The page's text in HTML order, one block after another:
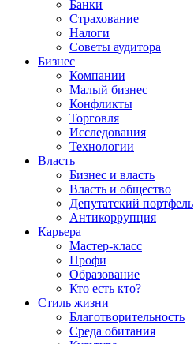
Банки
Страхование
Налоги
Советы аудитора
Бизнес
Компании
Малый бизнес
Конфликты
Торговля
Исследования
Технологии
Власть
Бизнес и власть
Власть и общество
Депутатский портфель
Антикоррупция
Карьера
Мастер-класс
Профи
Образование
Кто есть кто?
Стиль жизни
Благотворительность
Среда обитания